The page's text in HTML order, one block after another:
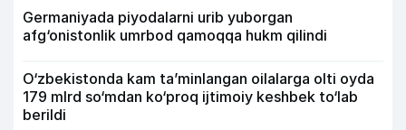
Germaniyada piyodalarni urib yuborgan
afg‘onistonlik umrbod qamoqqa hukm qilindi
O‘zbekistonda kam ta’minlangan oilalarga olti oyda
179 mlrd so‘mdan ko‘proq ijtimoiy keshbek to‘lab
berildi